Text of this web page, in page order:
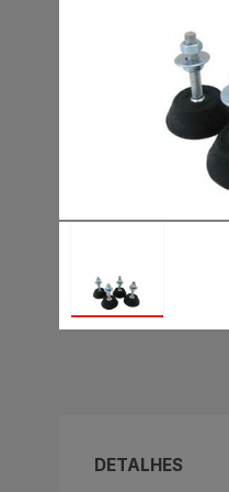
DETALHES